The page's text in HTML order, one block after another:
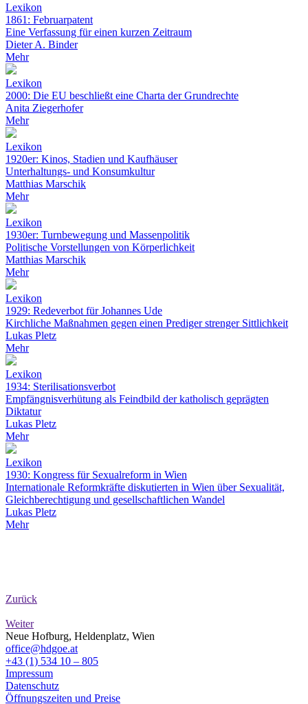
Lexikon
1861: Februarpatent
Eine Verfassung für einen kurzen Zeitraum
Dieter A. Binder
Mehr
Lexikon
2000: Die EU beschließt eine Charta der Grundrechte
Anita Ziegerhofer
Mehr
Lexikon
1920er: Kinos, Stadien und Kaufhäuser
Unterhaltungs- und Konsumkultur
Matthias Marschik
Mehr
Lexikon
1930er: Turnbewegung und Massenpolitik
Politische Vorstellungen von Körperlichkeit
Matthias Marschik
Mehr
Lexikon
1929: Redeverbot für Johannes Ude
Kirchliche Maßnahmen gegen einen Prediger strenger Sittlichkeit
Lukas Pletz
Mehr
Lexikon
1934: Sterilisationsverbot
Empfängnisverhütung als Feindbild der katholisch geprägten
Diktatur
Lukas Pletz
Mehr
Lexikon
1930: Kongress für Sexualreform in Wien
Internationale Reformkräfte diskutierten in Wien über Sexualität,
Gleichberechtigung und gesellschaftlichen Wandel
Lukas Pletz
Mehr
Zurück
Weiter
Neue Hofburg, Heldenplatz, Wien
office@hdgoe.at
+43 (1) 534 10 – 805
Impressum
Datenschutz
Öffnungszeiten und Preise